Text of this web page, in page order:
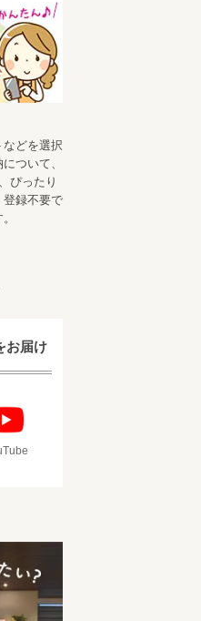
どを選択
ついて、
ぴったり
登録不要で
お届け